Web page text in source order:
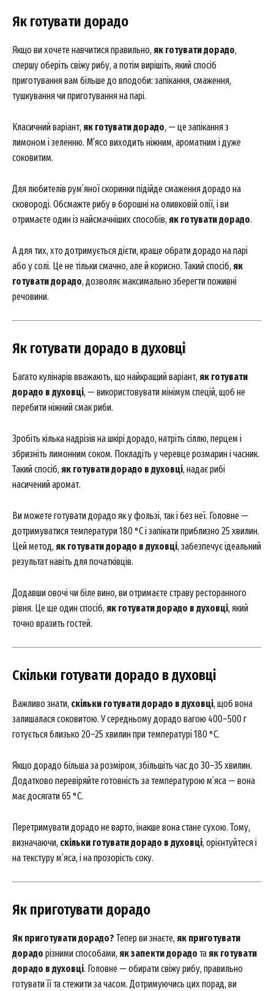
News Week
Magazine PRO
SUBSCRIBE NOW
Company
Contact us
My account
Як готувати дорадо
Якщо ви хочете навчитися правильно, як готувати дорадо,
спершу оберіть свіжу рибу, а потім вирішіть, який спосіб
приготування вам більше до вподоби: запікання, смаження,
тушкування чи приготування на парі.
Класичний варіант, як готувати дорадо, — це запікання з
лимоном і зеленню. М’ясо виходить ніжним, ароматним і дуже
соковитим.
Для любителів рум’яної скоринки підійде смаження дорадо на
сковороді. Обсмажте рибу в борошні на оливковій олії, і ви
отримаєте один із найсмачніших способів, як готувати дорадо.
А для тих, хто дотримується дієти, краще обрати дорадо на парі
або у солі. Це не тільки смачно, але й корисно. Такий спосіб, як
готувати дорадо, дозволяє максимально зберегти поживні
речовини.
Як готувати дорадо в духовці
Багато кулінарів вважають, що найкращий варіант, як готувати
дорадо в духовці, — використовувати мінімум спецій, щоб не
перебити ніжний смак риби.
Зробіть кілька надрізів на шкірі дорадо, натріть сіллю, перцем і
збризніть лимонним соком. Покладіть у черевце розмарин і часник.
Такий спосіб, як готувати дорадо в духовці, надає рибі
насичений аромат.
Ви можете готувати дорадо як у фользі, так і без неї. Головне —
дотримуватися температури 180 °C і запікати приблизно 25 хвилин.
Цей метод, як готувати дорадо в духовці, забезпечує ідеальний
результат навіть для початківців.
Додавши овочі чи біле вино, ви отримаєте страву ресторанного
рівня. Це ще один спосіб, як готувати дорадо в духовці, який
точно вразить гостей.
Скільки готувати дорадо в духовці
Важливо знати, скільки готувати дорадо в духовці, щоб вона
залишалася соковитою. У середньому дорадо вагою 400–500 г
готується близько 20–25 хвилин при температурі 180 °C.
Якщо дорадо більша за розміром, збільшіть час до 30–35 хвилин.
Додатково перевіряйте готовність за температурою м’яса — вона
має досягати 65 °C.
Перетримувати дорадо не варто, інакше вона стане сухою. Тому,
визначаючи, скільки готувати дорадо в духовці, орієнтуйтеся і
на текстуру м’яса, і на прозорість соку.
Як приготувати дорадо
Як приготувати дорадо? Тепер ви знаєте, як приготувати
дорадо різними способами, як запекти дорадо таяк готувати
дорадо в духовці. Головне — обирати свіжу рибу, правильно
готувати її та стежити за часом. Дотримуючись цих порад, ви